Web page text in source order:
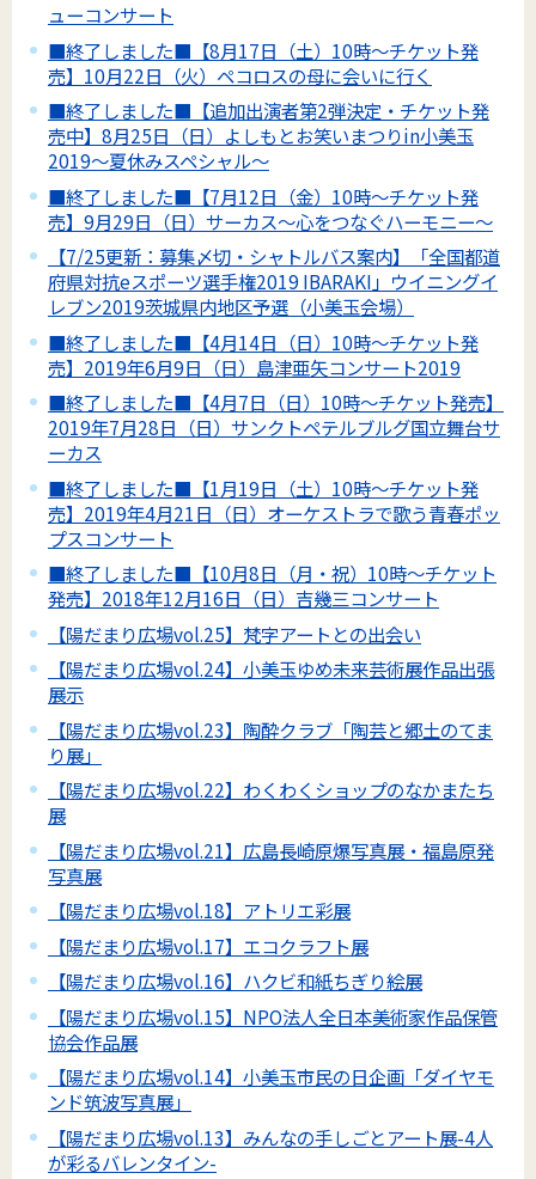
ューコンサート
■終了しました■【8月17日（土）10時～チケット発
売】10月22日（火）ペコロスの母に会いに行く
■終了しました■【追加出演者第2弾決定・チケット発
売中】8月25日（日）よしもとお笑いまつりin小美玉
2019～夏休みスペシャル～
■終了しました■【7月12日（金）10時～チケット発
売】9月29日（日）サーカス～心をつなぐハーモニー～
【7/25更新：募集〆切・シャトルバス案内】「全国都道
府県対抗eスポーツ選手権2019 IBARAKI」ウイニングイ
レブン2019茨城県内地区予選（小美玉会場）
■終了しました■【4月14日（日）10時～チケット発
売】2019年6月9日（日）島津亜矢コンサート2019
■終了しました■【4月7日（日）10時～チケット発売】
2019年7月28日（日）サンクトペテルブルグ国立舞台サ
ーカス
■終了しました■【1月19日（土）10時～チケット発
売】2019年4月21日（日）オーケストラで歌う青春ポッ
プスコンサート
■終了しました■【10月8日（月・祝）10時～チケット
発売】2018年12月16日（日）吉幾三コンサート
【陽だまり広場vol.25】梵字アートとの出会い
【陽だまり広場vol.24】小美玉ゆめ未来芸術展作品出張
展示
【陽だまり広場vol.23】陶酔クラブ「陶芸と郷土のてま
り展」
【陽だまり広場vol.22】わくわくショップのなかまたち
展
【陽だまり広場vol.21】広島長崎原爆写真展・福島原発
写真展
【陽だまり広場vol.18】アトリエ彩展
【陽だまり広場vol.17】エコクラフト展
【陽だまり広場vol.16】ハクビ和紙ちぎり絵展
【陽だまり広場vol.15】NPO法人全日本美術家作品保管
協会作品展
【陽だまり広場vol.14】小美玉市民の日企画「ダイヤモ
ンド筑波写真展」
【陽だまり広場vol.13】みんなの手しごとアート展-4人
が彩るバレンタイン-